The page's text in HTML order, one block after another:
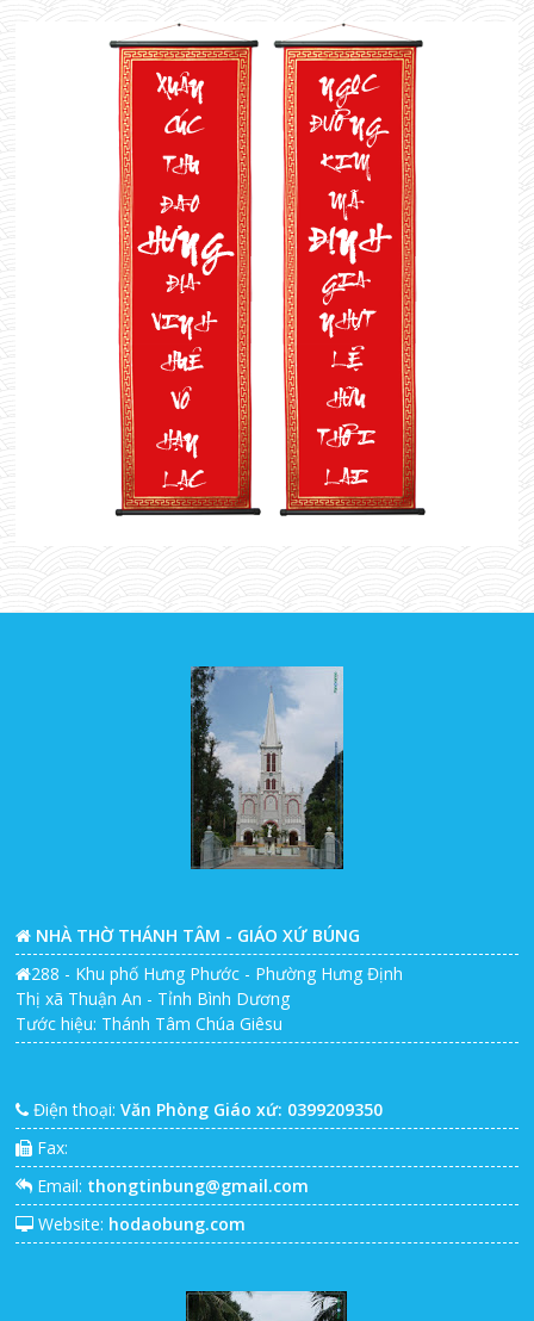
NHÀ THỜ THÁNH TÂM - GIÁO XỨ BÚNG
288 - Khu phố Hưng Phước - Phường Hưng Định
Thị xã Thuận An - Tỉnh Bình Dương
Tước hiệu: Thánh Tâm Chúa Giêsu
Điện thoại:Văn Phòng Giáo xứ: 0399209350
Fax:
Email: thongtinbung@gmail.com
Website: hodaobung.com